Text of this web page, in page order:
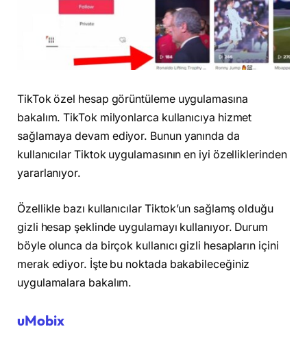
TikTok özel hesap görüntüleme uygulamasına
bakalım. TikTok milyonlarca kullanıcıya hizmet
sağlamaya devam ediyor. Bunun yanında da
kullanıcılar Tiktok uygulamasının en iyi özelliklerinden
yararlanıyor.
Özellikle bazı kullanıcılar Tiktok’un sağlamş olduğu
gizli hesap şeklinde uygulamayı kullanıyor. Durum
böyle olunca da birçok kullanıcı gizli hesapların içini
merak ediyor. İşte bu noktada bakabileceğiniz
uygulamalara bakalım.
uMobix